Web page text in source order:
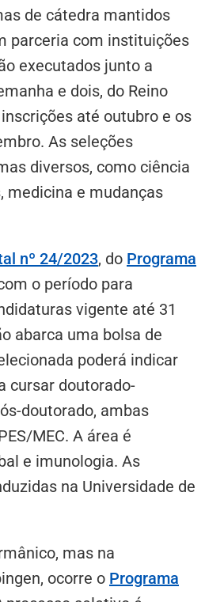
de cátedra mantidos
parceria com instituições
executados junto a
e dois, do Reino
até outubro e os
As seleções
diversos, como ciência
medicina e mudanças
nº 24/2023, do Programa
o período para
vigente até 31
abarca uma bolsa de
poderá indicar
cursar doutorado-
doutorado, ambas
MEC. A área é
e imunologia. As
na Universidade de
mas na
ocorre o Programa